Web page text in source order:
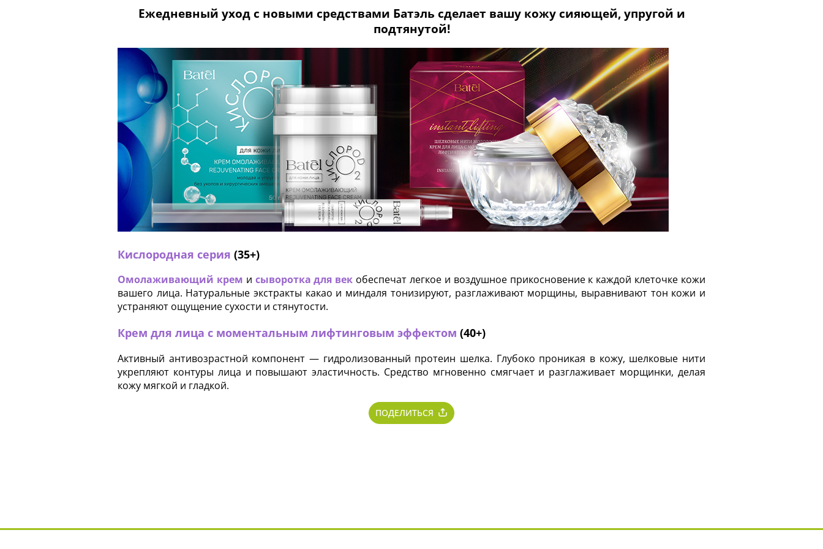
Ежедневный уход с новыми средствами Батэль сделает вашу кожу сияющей, упругой и
подтянутой!
Кислородная серия (35+)
Омолаживающий крем и сыворотка для век обеспечат легкое и воздушное прикосновение к каждой клеточке кожи
вашего лица. Натуральные экстракты какао и миндаля тонизируют, разглаживают морщины, выравнивают тон кожи и
устраняют ощущение сухости и стянутости.
Крем для лица с моментальным лифтинговым эффектом (40+)
Активный антивозрастной компонент — гидролизованный протеин шелка. Глубоко проникая в кожу, шелковые нити
укрепляют контуры лица и повышают эластичность. Средство мгновенно смягчает и разглаживает морщинки, делая
кожу мягкой и гладкой.
ПОДЕЛИТЬСЯ